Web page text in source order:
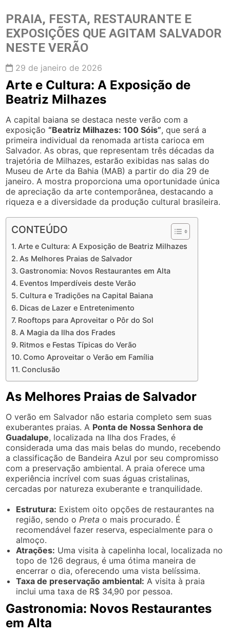
PRAIA, FESTA, RESTAURANTE E
EXPOSIÇÕES QUE AGITAM SALVADOR
NESTE VERÃO
29 de janeiro de 2026
Arte e Cultura: A Exposição de
Beatriz Milhazes
A capital baiana se destaca neste verão com a
exposição“Beatriz Milhazes: 100 Sóis”, que será a
primeira individual da renomada artista carioca em
Salvador. As obras, que representam três décadas da
trajetória de Milhazes, estarão exibidas nas salas do
Museu de Arte da Bahia (MAB) a partir do dia 29 de
janeiro. A mostra proporciona uma oportunidade única
de apreciação da arte contemporânea, destacando a
riqueza e a diversidade da produção cultural brasileira.
CONTEÚDO
Arte e Cultura: A Exposição de Beatriz Milhazes
As Melhores Praias de Salvador
Gastronomia: Novos Restaurantes em Alta
Eventos Imperdíveis deste Verão
Cultura e Tradições na Capital Baiana
Dicas de Lazer e Entretenimento
Rooftops para Aproveitar o Pôr do Sol
A Magia da Ilha dos Frades
Ritmos e Festas Típicas do Verão
Como Aproveitar o Verão em Família
Conclusão
As Melhores Praias de Salvador
O verão em Salvador não estaria completo sem suas
exuberantes praias. A Ponta de Nossa Senhora de
Guadalupe, localizada na Ilha dos Frades, é
considerada uma das mais belas do mundo, recebendo
a classificação de Bandeira Azul por seu compromisso
com a preservação ambiental. A praia oferece uma
experiência incrível com suas águas cristalinas,
cercadas por natureza exuberante e tranquilidade.
Estrutura: Existem oito opções de restaurantes na
região, sendo o Preta o mais procurado. É
recomendável fazer reserva, especialmente para o
almoço.
Atrações: Uma visita à capelinha local, localizada no
topo de 126 degraus, é uma ótima maneira de
encerrar o dia, oferecendo uma vista belíssima.
Taxa de preservação ambiental: A visita à praia
inclui uma taxa de R$ 34,90 por pessoa.
Gastronomia: Novos Restaurantes
em Alta